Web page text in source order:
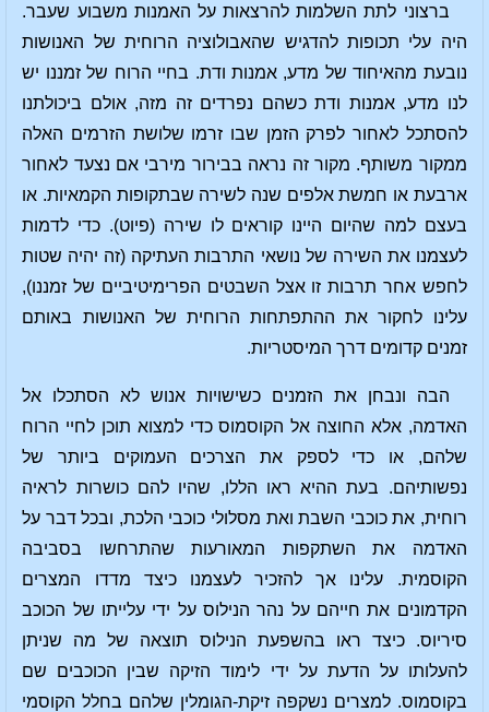
ברצוני לתת השלמות להרצאות על האמנות משבוע שעבר.
היה עלי תכופות להדגיש שהאבולוציה הרוחית של האנושות
נובעת מהאיחוד של מדע, אמנות ודת. בחיי הרוח של זמננו יש
לנו מדע, אמנות ודת כשהם נפרדים זה מזה, אולם ביכולתנו
להסתכל לאחור לפרק הזמן שבו זרמו שלושת הזרמים האלה
ממקור משותף. מקור זה נראה בבירור מירבי אם נצעד לאחור
ארבעת או חמשת אלפים שנה לשירה שבתקופות הקמאיות. או
בעצם למה שהיום היינו קוראים לו שירה (פיוט). כדי לדמות
לעצמנו את השירה של נושאי התרבות העתיקה (זה יהיה שטות
לחפש אחר תרבות זו אצל השבטים הפרימיטיביים של זמננו),
עלינו לחקור את ההתפתחות הרוחית של האנושות באותם
זמנים קדומים דרך המיסטריות.
הבה ונבחן את הזמנים כשישויות אנוש לא הסתכלו אל
האדמה, אלא החוצה אל הקוסמוס כדי למצוא תוכן לחיי הרוח
שלהם, או כדי לספק את הצרכים העמוקים ביותר של
נפשותיהם. בעת ההיא ראו הללו, שהיו להם כושרות לראיה
רוחית, את כוכבי השבת ואת מסלולי כוכבי הלכת, ובכל דבר על
האדמה את השתקפות המאורעות שהתרחשו בסביבה
הקוסמית. עלינו אך להזכיר לעצמנו כיצד מדדו המצרים
הקדמונים את חייהם על נהר הנילוס על ידי עלייתו של הכוכב
סיריוס. כיצד ראו בהשפעת הנילוס תוצאה של מה שניתן
להעלותו על הדעת על ידי לימוד הזיקה שבין הכוכבים שם
בקוסמוס. למצרים נשקפה זיקת-הגומלין שלהם בחלל הקוסמי